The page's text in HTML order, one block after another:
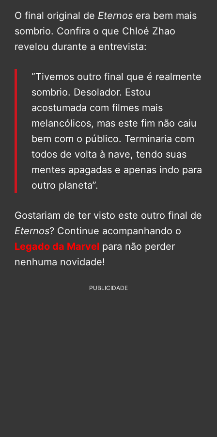
O final original de Eternos era bem mais
sombrio. Confira o que Chloé Zhao
revelou durante a entrevista:
“Tivemos outro final que é realmente
sombrio. Desolador. Estou
acostumada com filmes mais
melancólicos, mas este fim não caiu
bem com o público. Terminaria com
todos de volta à nave, tendo suas
mentes apagadas e apenas indo para
outro planeta”.
Gostariam de ter visto este outro final de
Eternos? Continue acompanhando o
Legado da Marvel para não perder
nenhuma novidade!
PUBLICIDADE